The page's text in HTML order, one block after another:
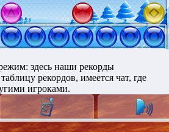
здесь наши рекорды
рекордов, имеется чат, где
игроками.